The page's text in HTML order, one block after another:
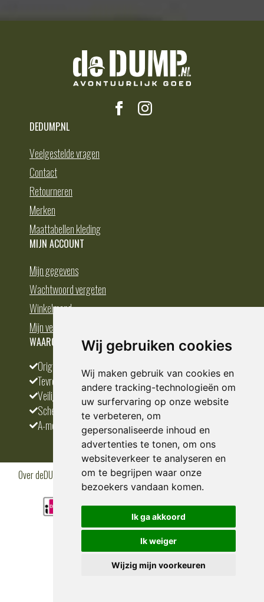
Wij gebruiken cookies
Wij maken gebruik van cookies en
andere tracking-technologieën om
uw surfervaring op onze website
te verbeteren, om
gepersonaliseerde inhoud en
advertenties te tonen, om ons
websiteverkeer te analyseren en
om te begrijpen waar onze
bezoekers vandaan komen.
Ik ga akkoord
Ik weiger
Wijzig mijn voorkeuren
DEDUMP.NL
Veelgestelde vragen
Contact
Retourneren
Merken
Maattabellen kleding
MIJN ACCOUNT
Mijn gegevens
Wachtwoord vergeten
Winkelmand
Mijn verlanglijst
WAAROM BESTELLEN BIJ DEDUMP.NL
Origineel en divers
Tevreden klanten
Veilig betalen
Scherpste prijs
A-merken
Over deDUMP.nl Algemene voorwaardenPrivacy PolicyKlantenservice
CookiesBlogs